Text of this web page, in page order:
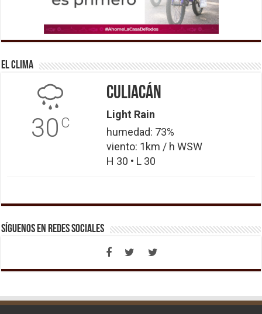
El Clima
30 C
Culiacán
Light Rain
humedad: 73%
viento: 1km / h WSW
H 30 • L 30
Síguenos en Redes Sociales